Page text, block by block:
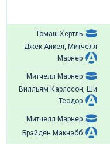
Томаш Хертль
Джек Айкел, Митчелл
Марнер
Митчелл Марнер
Вилльям Карлссон, Ши
Теодор
Митчелл Марнер
Брэйден Макнэбб